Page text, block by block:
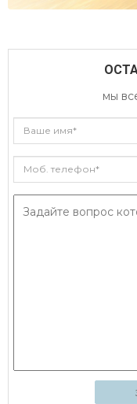
мы